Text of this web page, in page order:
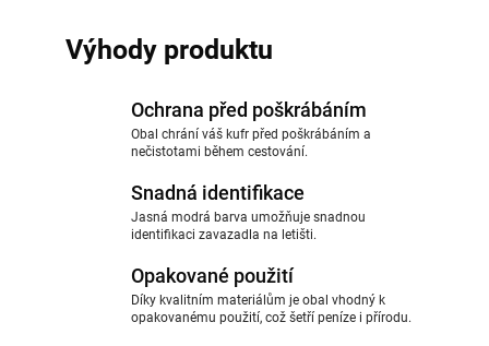
Výhody produktu
Ochrana před poškrábáním
Obal chrání váš kufr před poškrábáním a
nečistotami během cestování.
Snadná identifikace
Jasná modrá barva umožňuje snadnou
identifikaci zavazadla na letišti.
Opakované použití
Díky kvalitním materiálům je obal vhodný k
opakovanému použití, což šetří peníze i přírodu.